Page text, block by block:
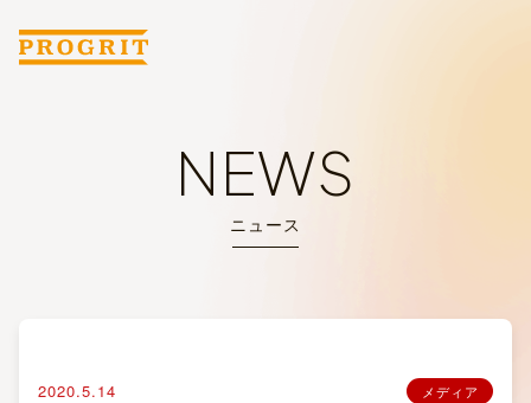
NEWS
ニュース
2020.5.14 メディア